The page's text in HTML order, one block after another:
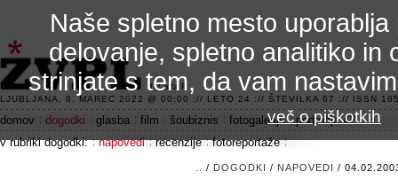
3.2 alfa R
LJUBLJANA, 8. MAREC 2022 @ 00:00 :// LETO 24 :// ŠTEVILKA 67 :// ISSN
domov dogodki glasba film šoubiznis fotogalerije
področje 42
v rubriki dogodki:
napovedi recenzije fotoreportaže
/ DOGODKI / NAPOVEDI /
Naše spletno mesto
delovanje, spletno analitiko in
strinjate s tem, da vam
več o piškotkih